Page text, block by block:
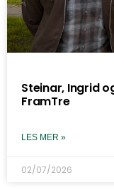
Steinar, Ingrid
FramTre
LES MER »
02/07/2026